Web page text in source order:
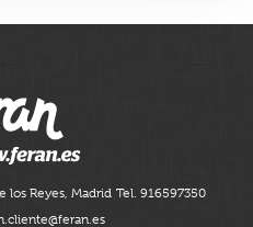
los Reyes, Madrid Tel. 916597350